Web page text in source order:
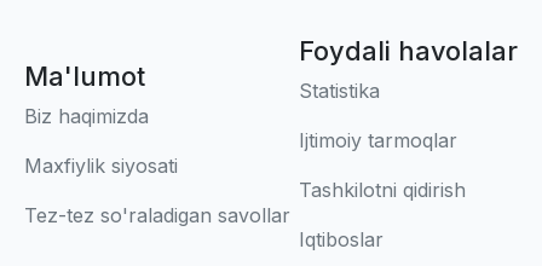
Ma'lumot
Biz haqimizda
Maxfiylik siyosati
Tez-tez so'raladigan savollar
Foydali havolalar
Statistika
Ijtimoiy tarmoqlar
Tashkilotni qidirish
Iqtiboslar